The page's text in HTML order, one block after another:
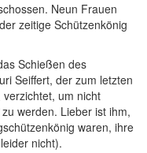
Neun Frauen
zeitige Schützenkönig
Schießen des
Seiffert, der zum letzten
um nicht
werden. Lieber ist ihm,
waren, ihre
nicht).